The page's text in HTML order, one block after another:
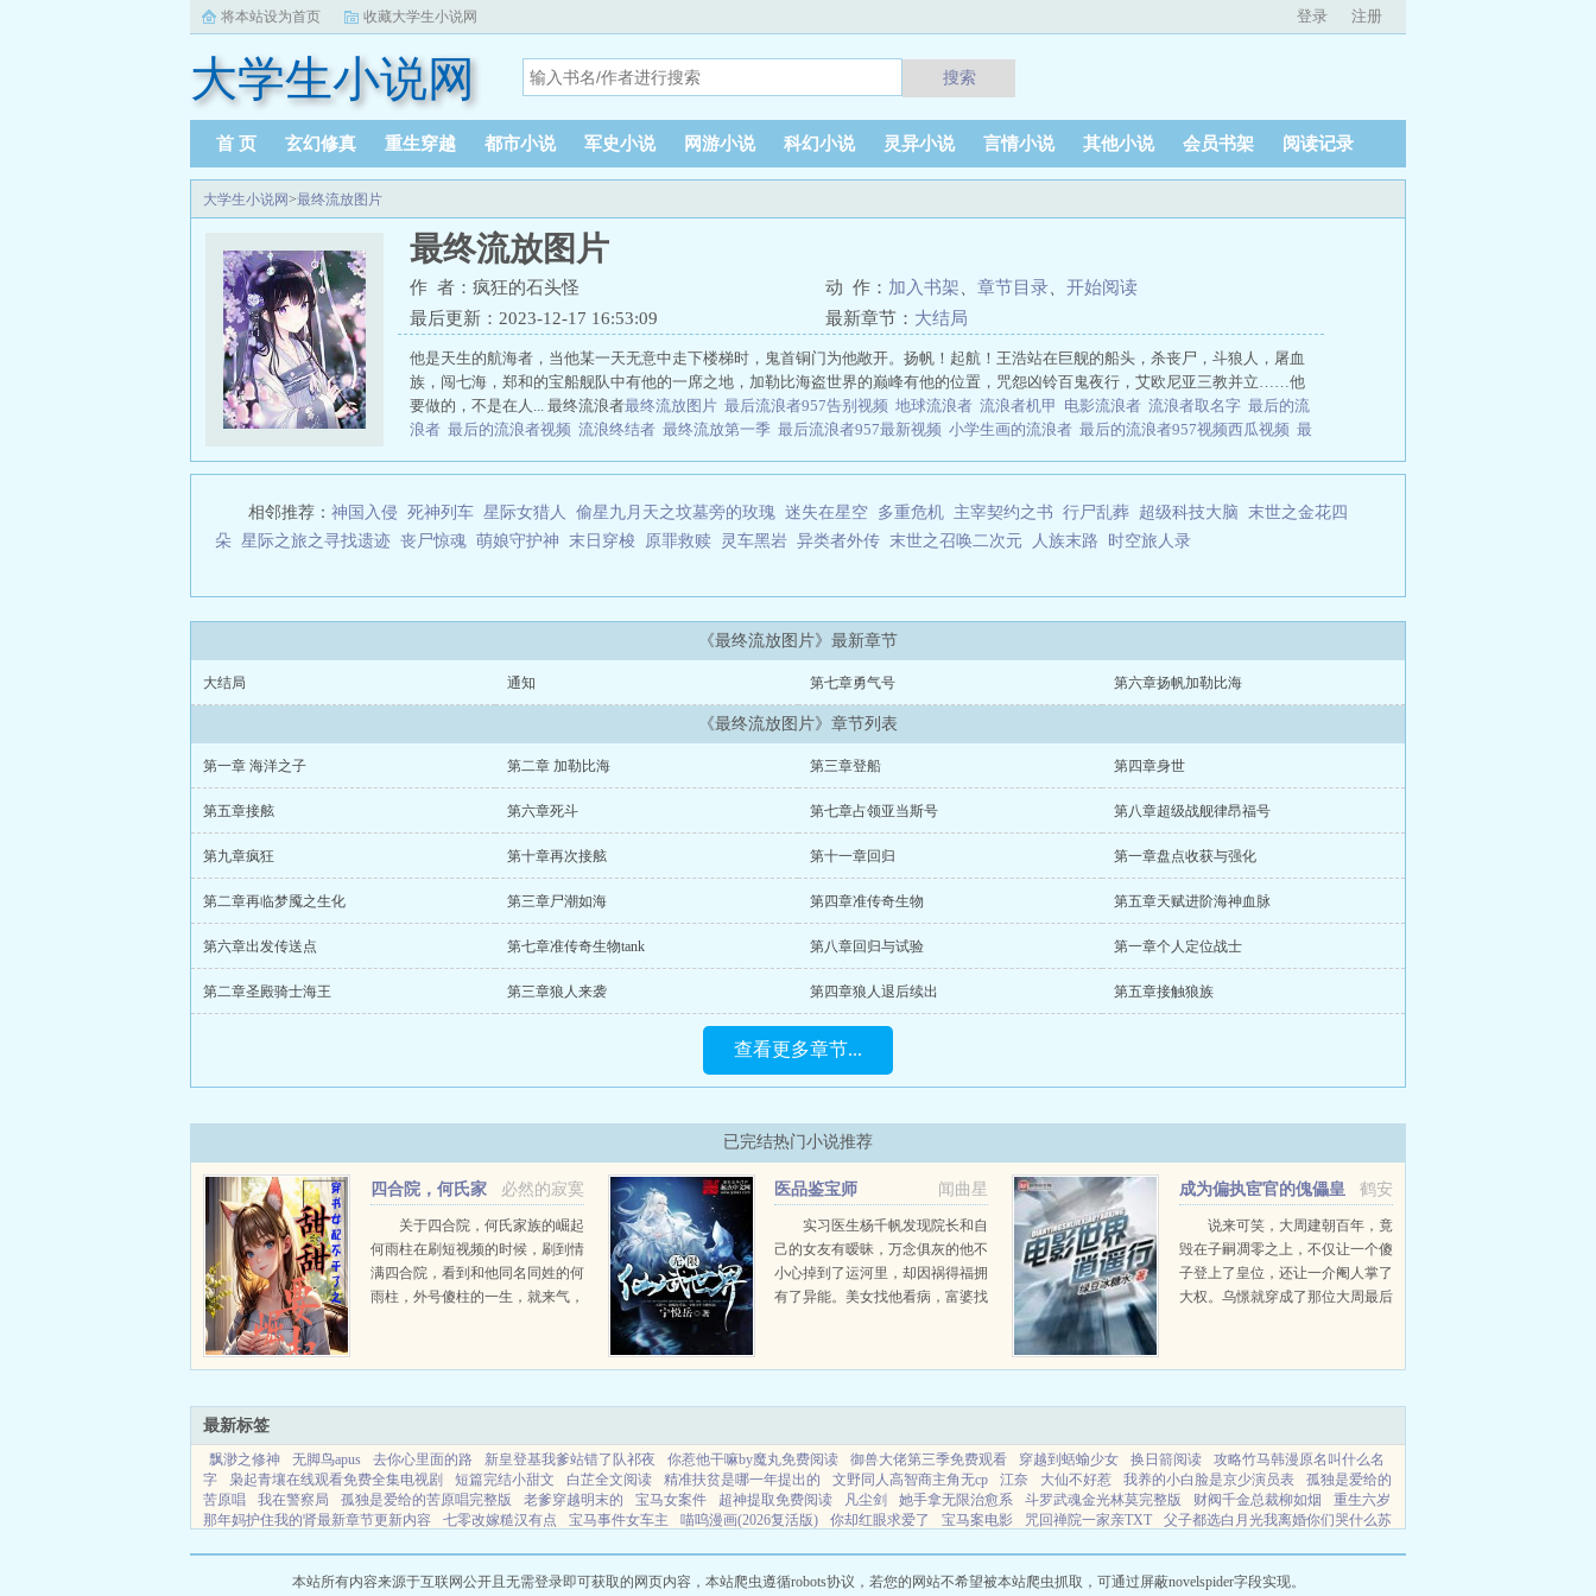
将本站设为首页 收藏大学生小说网 登录 注册
大学生小说网 搜索
首 页 玄幻修真 重生穿越 都市小说 军史小说 网游小说 科幻小说 灵异小说 言情小说 其他小说 会员书架 阅读记录
大学生小说网>最终流放图片
最终流放图片
作 者：疯狂的石头怪 动 作： 加入书架 章节目录
开始阅读
最后更新：2023-12-17 16:53:09
最新章节： 大结局
他是天生的航海者，当他某一天无意中走下楼梯时，鬼首铜门为他敞开。扬帆！起航！王浩站在巨舰的船头，杀丧尸，斗狼人，屠血
族，闯七海，郑和的宝船舰队中有他的一席之地，加勒比海盗世界的巅峰有他的位置，咒怨凶铃百鬼夜行，艾欧尼亚三教并立……他
要做的，不是在人... 最终流浪者最终流放图片 最后流浪者957告别视频 地球流浪者 流浪者机甲 电影流浪者 流浪者取名字 最后的流
浪者 最后的流浪者视频 流浪终结者 最终流放第一季 最后流浪者957最新视频 小学生画的流浪者 最后的流浪者957视频西瓜视频 最
最新视频复仇流浪者图片流言终结者最终流浪者 疯狂的石头怪流浪者值得抽吗最后的流浪者自驾游流浪者圣遗物最后的流浪行
者视频 流浪者原神 流浪者·下部最终流放百度百科最后一个流浪者957流浪者语音流浪者演员全部逝世 流浪者图片 流浪者与
猴 复仇流浪者 最终流放第二季全文60章阅读 疯狂流浪者 流浪者什么时候复刻
相邻推荐： 神国入侵 死神列车 星际女猎人 偷星九月天之坟墓旁的玫瑰 迷失在星空 多重危机 主宰契约之书 行尸乱葬 超级科技大脑 末世之金花四
朵 星际之旅之寻找遗迹 丧尸惊魂 萌娘守护神 末日穿梭 原罪救赎 灵车黑岩 异类者外传 末世之召唤二次元 人族末路 时空旅人录
《最终流放图片》最新章节
大结局 通知 第七章勇气号 第六章扬帆加勒比海
《最终流放图片》章节列表
第一章 海洋之子 第二章 加勒比海 第三章登船 第四章身世
第五章接舷 第六章死斗 第七章占领亚当斯号 第八章超级战舰律昂福号
第九章疯狂 第十章再次接舷 第十一章回归 第一章盘点收获与强化
第二章再临梦魇之生化 第三章尸潮如海 第四章准传奇生物 第五章天赋进阶海神血脉
第六章出发传送点 第七章准传奇生物tank 第八章回归与试验 第一章个人定位战士
第二章圣殿骑士海王 第三章狼人来袭 第四章狼人退后续出 第五章接触狼族
查看更多章节...
已完结热门小说推荐
必然的寂寞
四合院，何氏家
族的崛起
关于四合院，何氏家族的崛起
何雨柱在刷短视频的时候，刷到情
满四合院，看到和他同名同姓的何
雨柱，外号傻柱的一生，就来气，
指，对待众人的心态也变了，众生
闻曲星
医品鉴宝师
实习医生杨千帆发现院长和自
己的女友有暧昧，万念俱灰的他不
小心掉到了运河里，却因祸得福拥
有了异能。美女找他看病，富婆找
一个小医生的惊天逆袭，一代鉴宝
鹤安
成为偏执宦官的傀儡皇
说来可笑，大周建朝百年，竟
毁在子嗣凋零之上，不仅让一个傻
子登上了皇位，还让一介阉人掌了
大权。乌憬就穿成了那位大周最后
懂，没几个油水的青菜拌白饭。...
最新标签
飘渺之修神 无脚鸟apus 去你心里面的路 新皇登基我爹站错了队祁夜 你惹他干嘛by魔丸免费阅读 御兽大佬第三季免费观看 穿越到蛞蝓少女 换日箭阅读
攻略竹马韩漫原名叫什么名
字
枭起青壤在线观看免费全集电视剧 短篇完结小甜文 白芷全文阅读 精准扶贫是哪一年提出的 文野同人高智商主角无cp 江奈 大仙不好惹 我养的小白脸是京少演员表
孤独是爱给的
苦原唱
我在警察局 孤独是爱给的苦原唱完整版 老爹穿越明末的 宝马女案件 超神提取免费阅读 凡尘剑 她手拿无限治愈系 斗罗武魂金光林莫完整版 财阀千金总裁柳如烟
重生六岁
那年妈护住我的肾最新章节更新内容
七零改嫁糙汉有点 宝马事件女车主 喵呜漫画(2026复活版) 你却红眼求爱了 宝马案电影 咒回禅院一家亲TXT
父子都选白月光我离婚你们哭什么苏
院家人物甚一
我家娘子不对劲120章完整版 斗罗之我变成了千仞雪的第二武魂小 我净身出户后前妻却来求复合 咒回之我是禅院直哉 斗罗至尊祖巫 打篮球的我成为排球天才
养猫后最
大仙不闹2023 一枕新凉一扇风最准确生肖 秦峰与江晓晴免费阅读 我家娘子不对劲全集 主角飞升后我拿下他女人的 精准扶贫方略 重生之带着家人囤货闯末世
本站所有内容来源于互联网公开且无需登录即可获取的网页内容，本站爬虫遵循robots协议，若您的网站不希望被本站爬虫抓取，可通过屏蔽novelspider字段实现。